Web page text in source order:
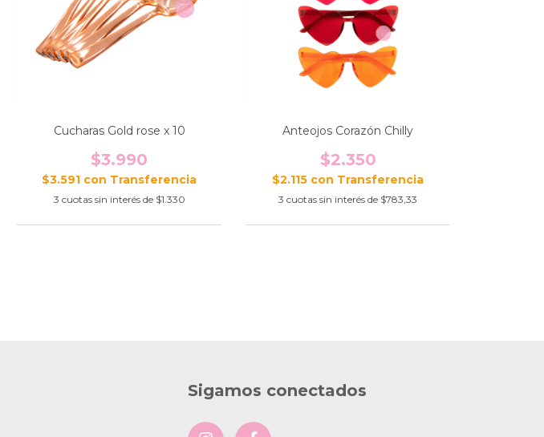
Cucharas Gold rose x 10
$3.990
$3.591 con
3 cuotas sin interés de $1.330
Anteojos Corazón Chilly
$2.350
$2.115 con
3 cuotas sin interés de $783,33
Sigamos conectados